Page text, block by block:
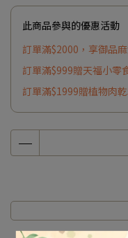
此商品參與的優惠活動
訂單滿$2000，享御品
訂單滿$999贈天福小零
訂單滿$1999贈植物肉